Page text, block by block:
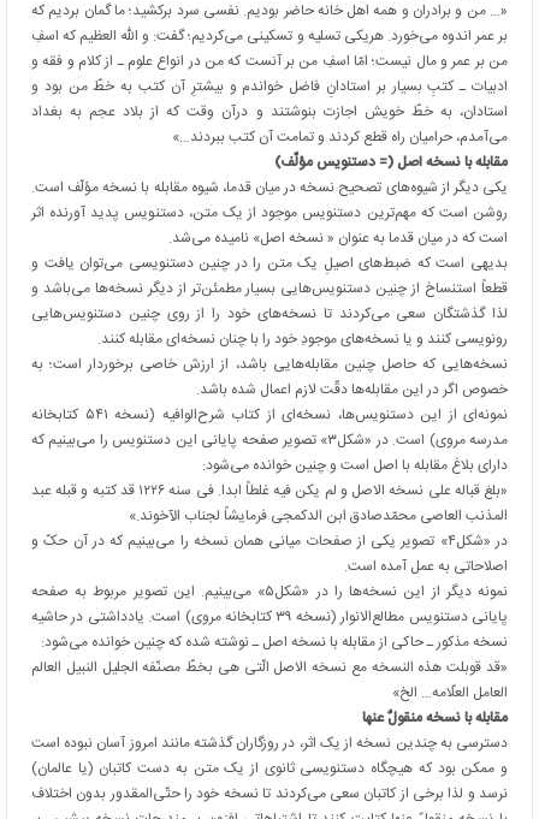
«… من و برادران و همه اهل خانه حاضر بودیم. نفسی سرد برکشید؛ ما گمان بردیم که
بر عمر اندوه می‌خورد. هریکی تسلیه و تسکینی می‌کردیم؛ گفت: و اللّه العظیم که اسفِ
من بر عمر و مال نیست؛ امّا اسفِ من بر آنست که من در انواع علوم ـ از کلام و فقه و
ادبیات ـ کتبِ بسیار بر استادانِ فاضل خواندم و بیشترِ آن کتب به خطّ من بود و
استادان، به خطّ خویش اجازت بنوشتند و درآن وقت که از بلاد عجم به بغداد
می‌آمدم، حرامیان راه قطع کردند و تمامت آن کتب ببردند…»
مقابله با نسخه اصل (= دستنویس مؤلّف)
یکی دیگر از شیوه‌های تصحیح نسخه در میان قدما، شیوه مقابله با نسخه مؤلّف است.
روشن است که مهم‌ترین دستنویس موجود از یک متن، دستنویس پدید آورنده اثر
است که در میان قدما به عنوان « نسخه اصل» نامیده می‌شد.
بدیهی است که ضبط‌های اصیلِ یک متن را در چنین دستنویسی می‌توان یافت و
قطعاً استنساخ از چنین دستنویس‌هایی بسیار مطمئن‌تر از دیگر نسخه‌ها می‌باشد و
لذا گذشتگان سعی می‌کردند تا نسخه‌های خود را از روی چنین دستنویس‌هایی
رونویسی کنند و یا نسخه‌های موجودِ خود را با چنان نسخه‌ای مقابله کنند.
نسخه‌هایی که حاصل چنین مقابله‌هایی باشد، از ارزش خاصی برخوردار است؛ به
خصوص اگر در این مقابله‌ها دقّت لازم اعمال شده باشد.
نمونه‌ای از این دستنویس‌ها، نسخه‌ای از کتاب شرح‌الوافیه (نسخه ۵۴۱ کتابخانه
مدرسه مروی) است. در «شکل۳» تصویر صفحه پایانی این دستنویس را می‌بینیم که
دارای بلاغ مقابله با اصل است و چنین خوانده می‌شود:
«بلغ قباله علی نسخه الاصل و لم یکن فیه غلطاً ابدا. فی سنه ۱۲۲۶ قد کتبه و قبله عبد
المذنب العاصی محمّدصادق ابن الدکمجی فرمایشاً لجناب الآخوند.»
در «شکل۴» تصویر یکی از صفحات میانی همان نسخه را می‌بینیم که در آن حکّ و
اصلاحاتی به عمل آمده است.
نمونه دیگر از این نسخه‌ها را در «شکل۵» می‌بینیم. این تصویر مربوط به صفحه
پایانی دستنویس مطالع‌الانوار (نسخه ۳۹ کتابخانه مروی) است. یادداشتی در حاشیه
نسخه مذکور ـ حاکی از مقابله با نسخه اصل ـ نوشته شده که چنین خوانده می‌شود:
«قد قوبلت هذه النسخه مع نسخه الاصل الّتی هی بخطّ مصنّفه الجلیل النبیل العالم
العامل العلّامه… الخ»
مقابله با نسخه منقولٌ عنها
دسترسی به چندین نسخه از یک اثر، در روزگاران گذشته مانند امروز آسان نبوده است
و ممکن بود که هیچ‏گاه دستنویسی ثانوی از یک متن به دست کاتبان (یا عالمان)
نرسد و لذا برخی از کاتبان سعی می‌کردند تا نسخه خود را حتّی‌المقدور بدون اختلاف